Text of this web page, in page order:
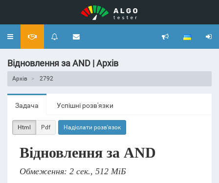
Toggle
Відновлення за AND | Архів
Архів 2792
Задача Успішні розв'язки
Html Pdf Надіслати розв'язок
Відновлення за AND
Обмеження: 2 сек., 512 МіБ